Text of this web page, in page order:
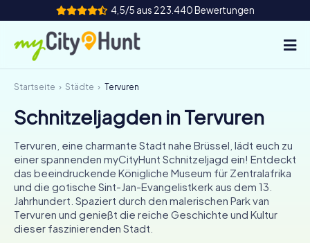
4,5/5 aus 223.440 Bewertungen
So funktioniert's
Städte
Touren
Teamevent
Tickets
Startseite Städte Tervuren
Schnitzeljagden in Tervuren
Tervuren, eine charmante Stadt nahe Brüssel, lädt euch zu
einer spannenden myCityHunt Schnitzeljagd ein! Entdeckt
das beeindruckende Königliche Museum für Zentralafrika
und die gotische Sint-Jan-Evangelistkerk aus dem 13.
Jahrhundert. Spaziert durch den malerischen Park van
Tervuren und genießt die reiche Geschichte und Kultur
dieser faszinierenden Stadt.